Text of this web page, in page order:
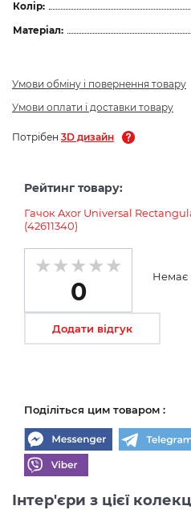
Колір:
Матеріал:
Умови обміну і повернення товару
Умови оплати і доставки товару
Потрібен 3D дизайн
Рейтинг товару:
Гачок Axor Universal
(42611340)
0
Немає
Додати відгук
Поділіться цим товаром :
Інтер'єри з цієї